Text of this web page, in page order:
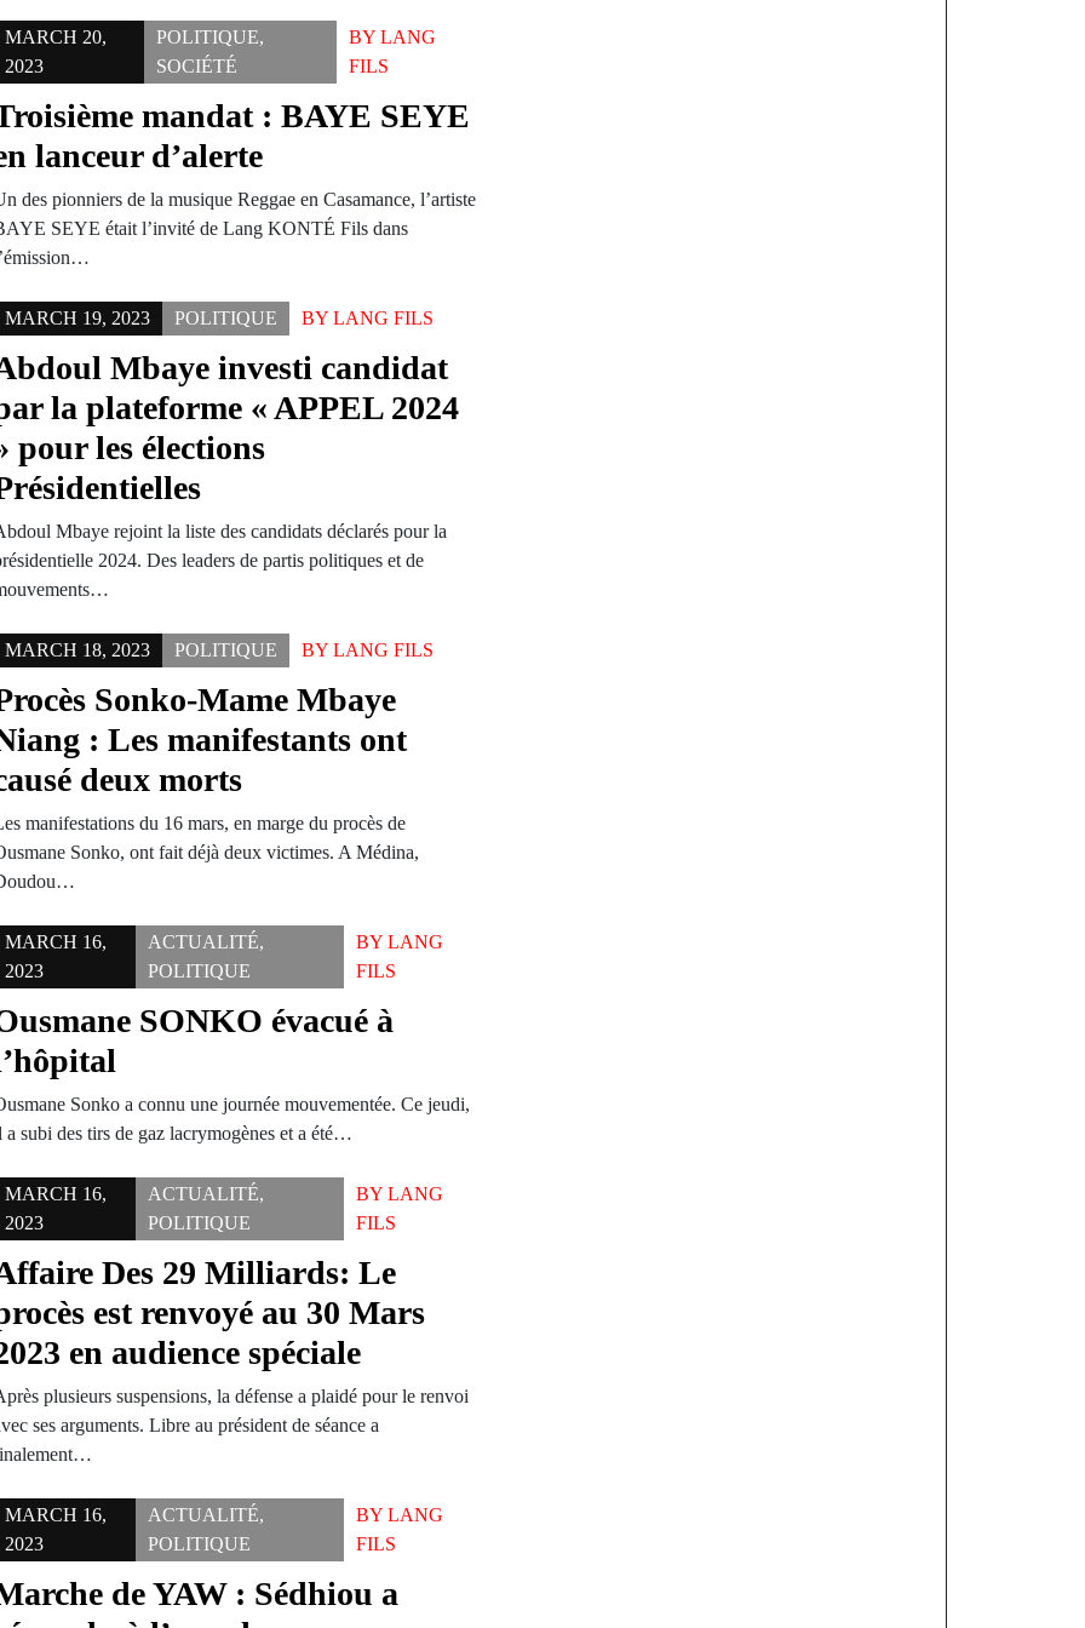
MARCH 20,
2023
POLITIQUE,
SOCIÉTÉ
BYLANG
FILS
mandat : BAYE SEYE
lanceur d’alerte
des pionniers de la musique Reggae en Casamance, l’artiste
SEYE était l’invité de Lang KONTÉ Fils dans
MARCH 19, 2023 POLITIQUE BY LANG FILS
Mbaye investi candidat
la plateforme « APPEL 2024
pour les élections
Mbaye rejoint la liste des candidats déclarés pour la
2024. Des leaders de partis politiques et de
MARCH 18, 2023 POLITIQUE BY LANG FILS
Sonko-Mame Mbaye
: Les manifestants ont
deux morts
manifestations du 16 mars, en marge du procès de
Sonko, ont fait déjà deux victimes. A Médina,
MARCH 16,
2023
ACTUALITÉ,
POLITIQUE
BYLANG
FILS
SONKO évacué à
Sonko a connu une journée mouvementée. Ce jeudi,
a subi des tirs de gaz lacrymogènes et a été…
MARCH 16,
2023
ACTUALITÉ,
POLITIQUE
BYLANG
FILS
Des 29 Milliards: Le
est renvoyé au 30 Mars
en audience spéciale
plusieurs suspensions, la défense a plaidé pour le renvoi
ses arguments. Libre au président de séance a
MARCH 16,
2023
ACTUALITÉ,
POLITIQUE
BYLANG
FILS
de YAW : Sédhiou a